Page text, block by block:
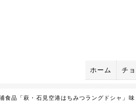
ホーム チ
食品「萩・石見空港はちみつラングドシャ」